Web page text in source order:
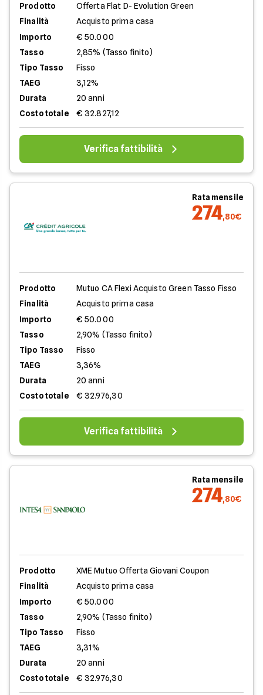
Prodotto
Offerta Flat D- Evolution Green
Finalità
Acquisto prima casa
Importo
€ 50.000
Tasso
2,85% (Tasso finito)
Tipo Tasso
Fisso
TAEG
3,12%
Durata
20 anni
Costo totale
€ 32.827,12
Verifica fattibilità
Rata mensile
274,80€
Prodotto
Mutuo CA Flexi Acquisto Green Tasso Fisso
Finalità
Acquisto prima casa
Importo
€ 50.000
Tasso
2,90% (Tasso finito)
Tipo Tasso
Fisso
TAEG
3,36%
Durata
20 anni
Costo totale
€ 32.976,30
Verifica fattibilità
Rata mensile
274,80€
Prodotto
XME Mutuo Offerta Giovani Coupon
Finalità
Acquisto prima casa
Importo
€ 50.000
Tasso
2,90% (Tasso finito)
Tipo Tasso
Fisso
TAEG
3,31%
Durata
20 anni
Costo totale
€ 32.976,30